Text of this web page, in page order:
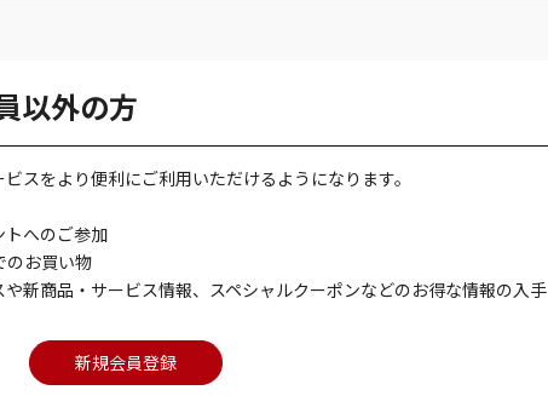
以外の方
スをより便利にご利用いただけるようになります。
トへのご参加
のお買い物
新商品・サービス情報、スペシャルクーポンなどのお得な情報の入手